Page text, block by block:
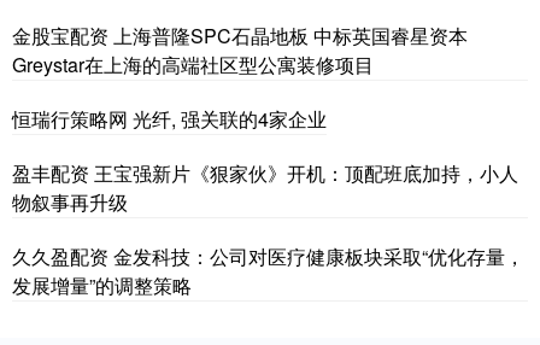
金股宝配资 上海普隆SPC石晶地板 中标英国睿星资本
Greystar在上海的高端社区型公寓装修项目
恒瑞行策略网 光纤, 强关联的4家企业
盈丰配资 王宝强新片《狠家伙》开机：顶配班底加持，小人
物叙事再升级
久久盈配资 金发科技：公司对医疗健康板块采取“优化存量，
发展增量”的调整策略